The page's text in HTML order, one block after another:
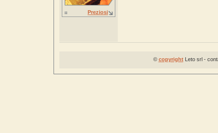
Preziosi
© copyrightLeto srl -